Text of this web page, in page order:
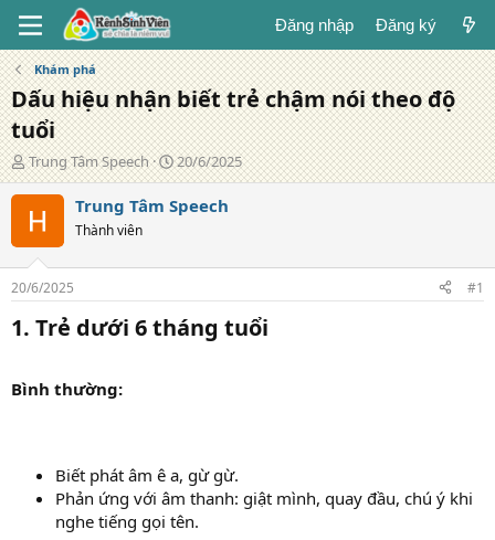
Đăng nhập Đăng ký
Khám phá
Dấu hiệu nhận biết trẻ chậm nói theo độ
tuổi
T
á
c
g
ả
Trung Tâm Speech
N
g
à
y
g
20/6/2025
Trung Tâm Speech
Thành viên
20/6/2025 #1
1. Trẻ dưới 6 tháng tuổi
Bình thường:
Biết phát âm ê a, gừ gừ.
Phản ứng với âm thanh: giật mình, quay đầu, chú ý khi
nghe tiếng gọi tên.